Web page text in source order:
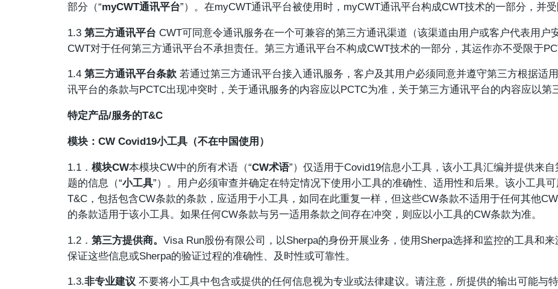
部分（“myCWT通讯平台”）。在myCWT通讯平台被使用时，myCWT通讯平台构成CWT技术的一部分，并受
1.3 第三方通讯平台 CWT可同意令通讯服务在一个可兼容的第三方通讯渠道（该渠道由用户或客户代表用户
CWT对于任何第三方通讯平台不承担责任。第三方通讯平台不构成CWT技术的一部分，其运作亦不受限于
1.4 第三方通讯平台条款 若通过第三方通讯平台接入通讯服务，客户及其用户必须同意并遵守第三方根据适
讯平台的条款与PCTC出现冲突时，关于通讯服务的内容应以PCTC为准，关于第三方通讯平台的内容应以第
特定产品/服务的T&C
模块：CW Covid19小工具（不在中国使用）
1.1． 模块CW本模块CW中的所有术语（“CW术语”）仅适用于Covid19信息小工具，该小工具汇编并提供来
题的信息（“小工具”）。用户必须审查并确定在特定情况下使用小工具的准确性、适用性和后果。该小工具
T&C，包括包含CW条款的条款，应适用于小工具，如同在此重复一样，但这些CW条款不适用于任何其他
的条款适用于该小工具。如果任何CW条款与另一适用条款之间存在冲突，则应以小工具的CW条款为准。
1.2． 第三方提供商。 Visa Run股份有限公司，以Sherpa的身份开展业务，使用Sherpa选择和监控的工具和
保证这些信息或Sherpa的验证过程的准确性、及时性或可靠性。
1.3.非专业建议 不要将小工具中包含或提供的任何信息视为专业或法律建议。请注意，所提供的输出可能与